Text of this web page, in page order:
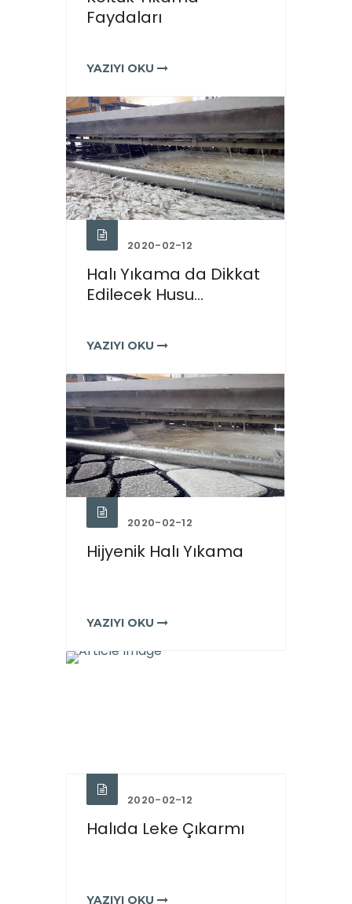
Faydaları
YAZIYI OKU
2020-02-12
Halı Yıkama da Dikkat
Edilecek Husu...
YAZIYI OKU
2020-02-12
Hijyenik Halı Yıkama
YAZIYI OKU
2020-02-12
Halıda Leke Çıkarmı
YAZIYI OKU